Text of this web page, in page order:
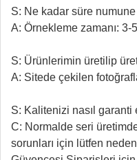
S: Ne kadar süre
A: Örnekleme zamanı:
S: Ürünlerimin üretilip
A: Sitede çekilen
S: Kalitenizi nasıl
C: Normalde seri
sorunları için lütfen